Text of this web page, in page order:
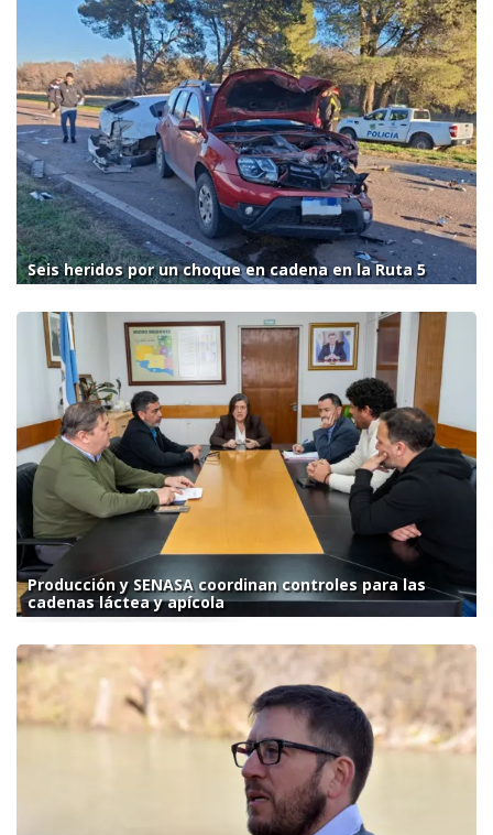
Seis heridos por un choque en cadena en la Ruta 5
Producción y SENASA coordinan controles para las
cadenas láctea y apícola